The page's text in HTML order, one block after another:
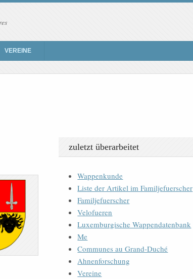
VEREINE
zuletzt überarbeitet
Wappenkunde
Liste der Artikel im Familjefuerscher
Familjefuerscher
Velofueren
Luxemburgische Wappendatenbank
Me
Communes au Grand-Duché
Ahnenforschung
Vereine